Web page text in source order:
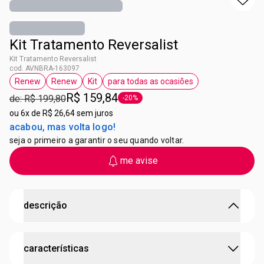
Kit Tratamento Reversalist
Kit Tratamento Reversalist
cod. AVNBRA-163097
etiqueta Renew
Renew
etiqueta Renew
Renew
etiqueta Kit
Kit
etiqueta para todas as
para todas as ocasiões
de: R$ 199,80R$ 159,84 etiqueta -20%
-20%
ou 6x de R$ 26,64 sem juros
acabou, mas volta logo!
seja o primeiro a garantir o seu quando voltar.
me avise
descrição
Renew Reversalist 30+ Dia é um gel creme antissinais que
características